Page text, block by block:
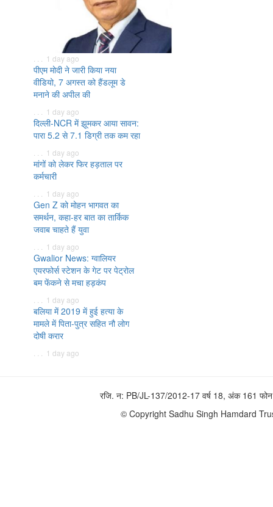
. . . 1 day ago
पीएम मोदी ने जारी किया नया
वीडियो, 7 अगस्त को हैंडलूम डे
मनाने की अपील की
. . . 1 day ago
दिल्ली-NCR में झूमकर आया सावन:
पारा 5.2 से 7.1 डिग्री तक कम रहा
. . . 1 day ago
मांगों को लेकर फिर हड़ताल पर
कर्मचारी
. . . 1 day ago
Gen Z को मोहन भागवत का
समर्थन, कहा-हर बात का तार्किक
जवाब चाहते हैं युवा
. . . 1 day ago
Gwalior News: ग्वालियर
एयरफोर्स स्टेशन के गेट पर पेट्रोल
बम फेंकने से मचा हड़कंप
. . . 1 day ago
बलिया में 2019 में हुई हत्या के
मामले में पिता-पुत्र सहित नौ लोग
दोषी करार
. . . 1 day ago
रजि. न: PB/JL-137/2012-17 वर्ष 18, अंक 161
© Copyright Sadhu Singh Hamdard